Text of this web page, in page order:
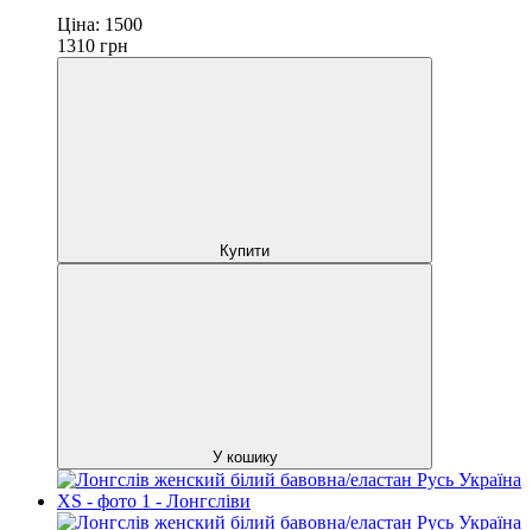
Ціна: 1500
1310 грн
Купити
У кошику